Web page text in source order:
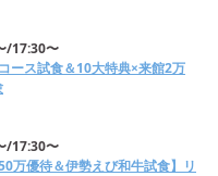
/17:30〜
ース試食＆10大特典×来館2万
/17:30〜
万優待＆伊勢えび和牛試食】リ